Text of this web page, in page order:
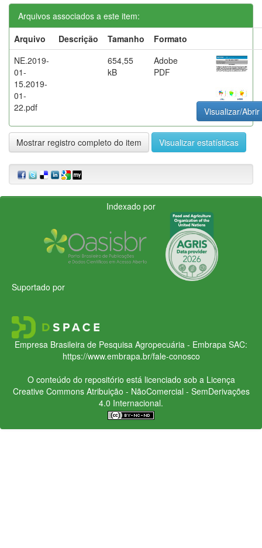
Arquivos associados a este item:
Arquivo
Descrição Tamanho
Formato
NE.2019-
01-
15.2019-
01-
22.pdf
654,55
kB
Adobe
PDF
Visualizar/Abrir
Mostrar registro completo do item Visualizar estatísticas
Indexado por
Suportado por
Empresa Brasileira de Pesquisa Agropecuária - Embrapa SAC:
https://www.embrapa.br/fale-conosco
O conteúdo do repositório está licenciado sob a Licença
Creative CommonsAtribuição - NãoComercial - SemDerivações
4.0 Internacional.